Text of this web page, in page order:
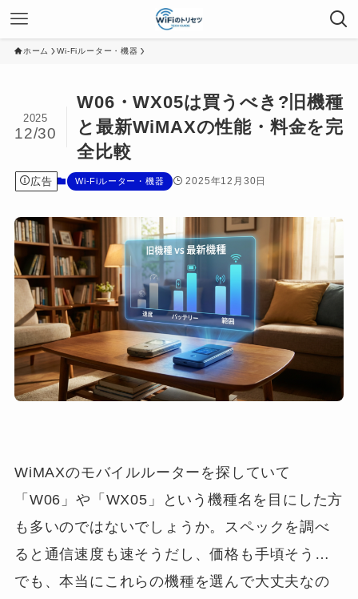
ホーム Wi-Fiルーター・機器
W06・WX05は買うべき?旧機種
と最新WiMAXの性能・料金を完
全比較
2025
12/30
広告 Wi-Fiルーター・機器 2025年12月30日
WiMAXのモバイルルーターを探していて
「W06」や「WX05」という機種名を目にした方
も多いのではないでしょうか。スペックを調べ
ると通信速度も速そうだし、価格も手頃そう…
でも、本当にこれらの機種を選んで大丈夫なの